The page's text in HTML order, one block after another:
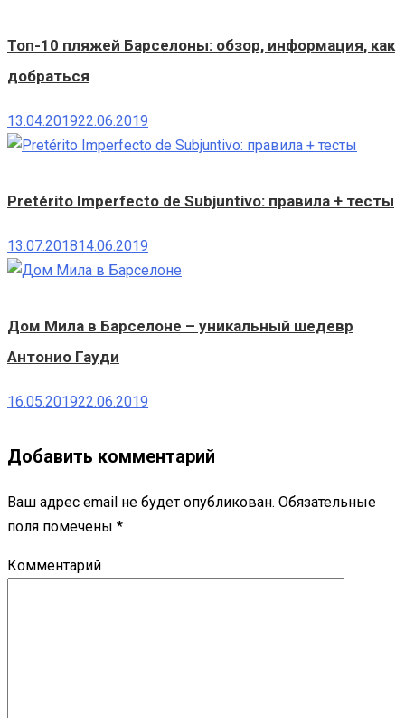
Топ-10 пляжей Барселоны: обзор, информация, как
добраться
13.04.201922.06.2019
Pretérito Imperfecto de Subjuntivo: правила + тесты
13.07.201814.06.2019
Дом Мила в Барселоне – уникальный шедевр
Антонио Гауди
16.05.201922.06.2019
Добавить комментарий
Ваш адрес email не будет опубликован. Обязательные
поля помечены *
Комментарий